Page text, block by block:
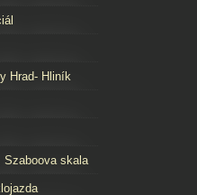
Hrad- Hliník
Szaboova skala